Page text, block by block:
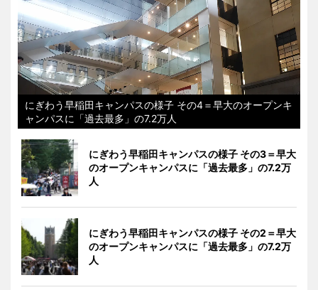
にぎわう早稲田キャンパスの様子 その4＝早大のオープンキ
ャンパスに「過去最多」の7.2万人
にぎわう早稲田キャンパスの様子 その3＝早大
のオープンキャンパスに「過去最多」の7.2万
人
にぎわう早稲田キャンパスの様子 その2＝早大
のオープンキャンパスに「過去最多」の7.2万
人